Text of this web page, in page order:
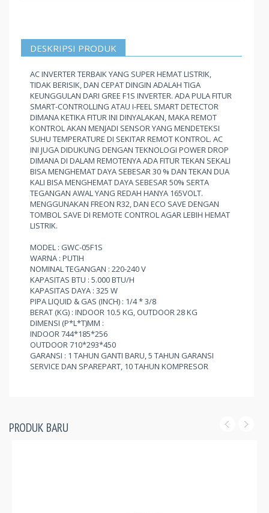
DESKRIPSI PRODUK
AC INVERTER TERBAIK YANG SUPER HEMAT LISTRIK,
TIDAK BERISIK, DAN CEPAT DINGIN ADALAH TIGA
KEUNGGULAN DARI GREE F1S INVERTER. ADA PULA FITUR
SMART-CONTROLLING ATAU I-FEEL SMART DETECTOR
DIMANA KETIKA FITUR INI DINYALAKAN, MAKA REMOT
KONTROL AKAN MENJADI SENSOR YANG MENDETEKSI
SUHU TEMPERATURE DI SEKITAR REMOT KONTROL. AC
INI JUGA DIDUKUNG DENGAN TEKNOLOGI POWER DROP
DIMANA DI DALAM REMOTENYA ADA FITUR TEKAN SEKALI
BISA MENGHEMAT DAYA SEBESAR 30 % DAN TEKAN DUA
KALI BISA MENGHEMAT DAYA SEBESAR 50% SERTA
TEGANGAN AWAL YANG REDAH HANYA 165VOLT.
MENGGUNAKAN FREON R32, DAN ECO SAVE DENGAN
TOMBOL SAVE DI REMOTE CONTROL AGAR LEBIH HEMAT
LISTRIK.
MODEL : GWC-05F1S
WARNA : PUTIH
NOMINAL TEGANGAN : 220-240 V
KAPASITAS BTU : 5.000 BTU/H
KAPASITAS DAYA : 325 W
PIPA LIQUID & GAS (INCH) : 1/4 * 3/8
BERAT (KG) : INDOOR 10.5 KG, OUTDOOR 28 KG
DIMENSI (P*L*T)MM :
INDOOR 744*185*256
OUTDOOR 710*293*450
GARANSI : 1 TAHUN GANTI BARU, 5 TAHUN GARANSI
SERVICE DAN SPAREPART, 10 TAHUN KOMPRESOR
PRODUK BARU